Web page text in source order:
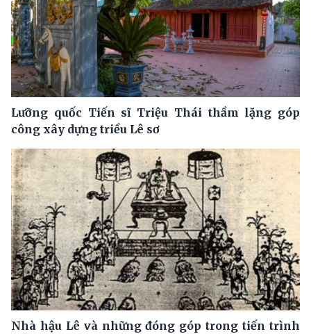
Lưỡng quốc Tiến sĩ Triệu Thái thầm lặng góp
công xây dựng triều Lê sơ
Nhà hậu Lê và những đóng góp trong tiến trình